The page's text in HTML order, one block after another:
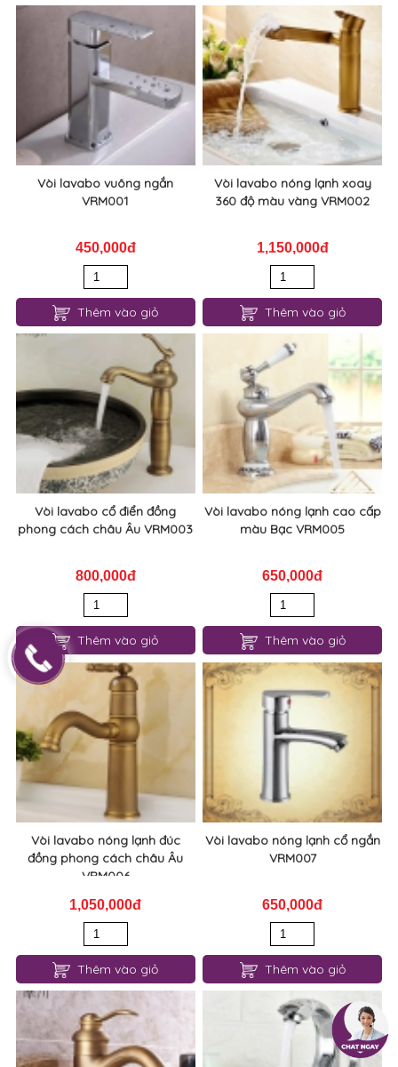
650,000đ
Thêm vào giỏ
1,500,000đ
Thêm vào giỏ
Vòi lavabo vuông ngắn
VRM001
450,000đ
Thêm vào giỏ
Vòi lavabo nóng lạnh xoay
360 độ màu vàng VRM002
1,150,000đ
Thêm vào giỏ
Vòi lavabo cổ điển đồng
phong cách châu Âu VRM003
800,000đ
Thêm vào giỏ
Vòi lavabo nóng lạnh cao cấp
màu Bạc VRM005
650,000đ
Vòi lavabo nóng lạnh đúc
đồng phong cách châu Âu
1,050,000đ
Vòi lavabo nóng lạnh cổ ngắn
VRM007
650,000đ